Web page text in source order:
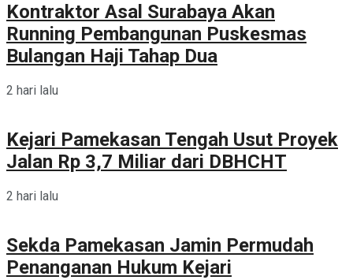
Kontraktor Asal Surabaya Akan
Running Pembangunan Puskesmas
Bulangan Haji Tahap Dua
2 hari lalu
Kejari Pamekasan Tengah Usut Proyek
Jalan Rp 3,7 Miliar dari DBHCHT
2 hari lalu
Sekda Pamekasan Jamin Permudah
Penanganan Hukum Kejari